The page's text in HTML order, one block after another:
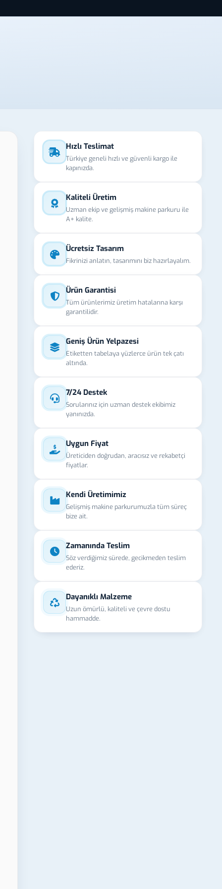
Hızlı Teslimat
Türkiye geneli hızlı ve güvenli kargo ile
kapınızda.
Kaliteli Üretim
Uzman ekip ve gelişmiş makine parkuru ile
A+ kalite.
Ücretsiz Tasarım
Fikrinizi anlatın, tasarımını biz hazırlayalım.
Ürün Garantisi
Tüm ürünlerimiz üretim hatalarına karşı
garantilidir.
Geniş Ürün Yelpazesi
Etiketten tabelaya yüzlerce ürün tek çatı
altında.
7/24 Destek
Sorularınız için uzman destek ekibimiz
yanınızda.
Uygun Fiyat
Üreticiden doğrudan, aracısız ve rekabetçi
fiyatlar.
Kendi Üretimimiz
Gelişmiş makine parkurumuzla tüm süreç
bize ait.
Zamanında Teslim
Söz verdiğimiz sürede, gecikmeden teslim
ederiz.
Dayanıklı Malzeme
Uzun ömürlü, kaliteli ve çevre dostu
hammadde.